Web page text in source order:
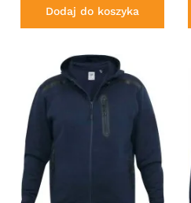
Dodaj do koszyka